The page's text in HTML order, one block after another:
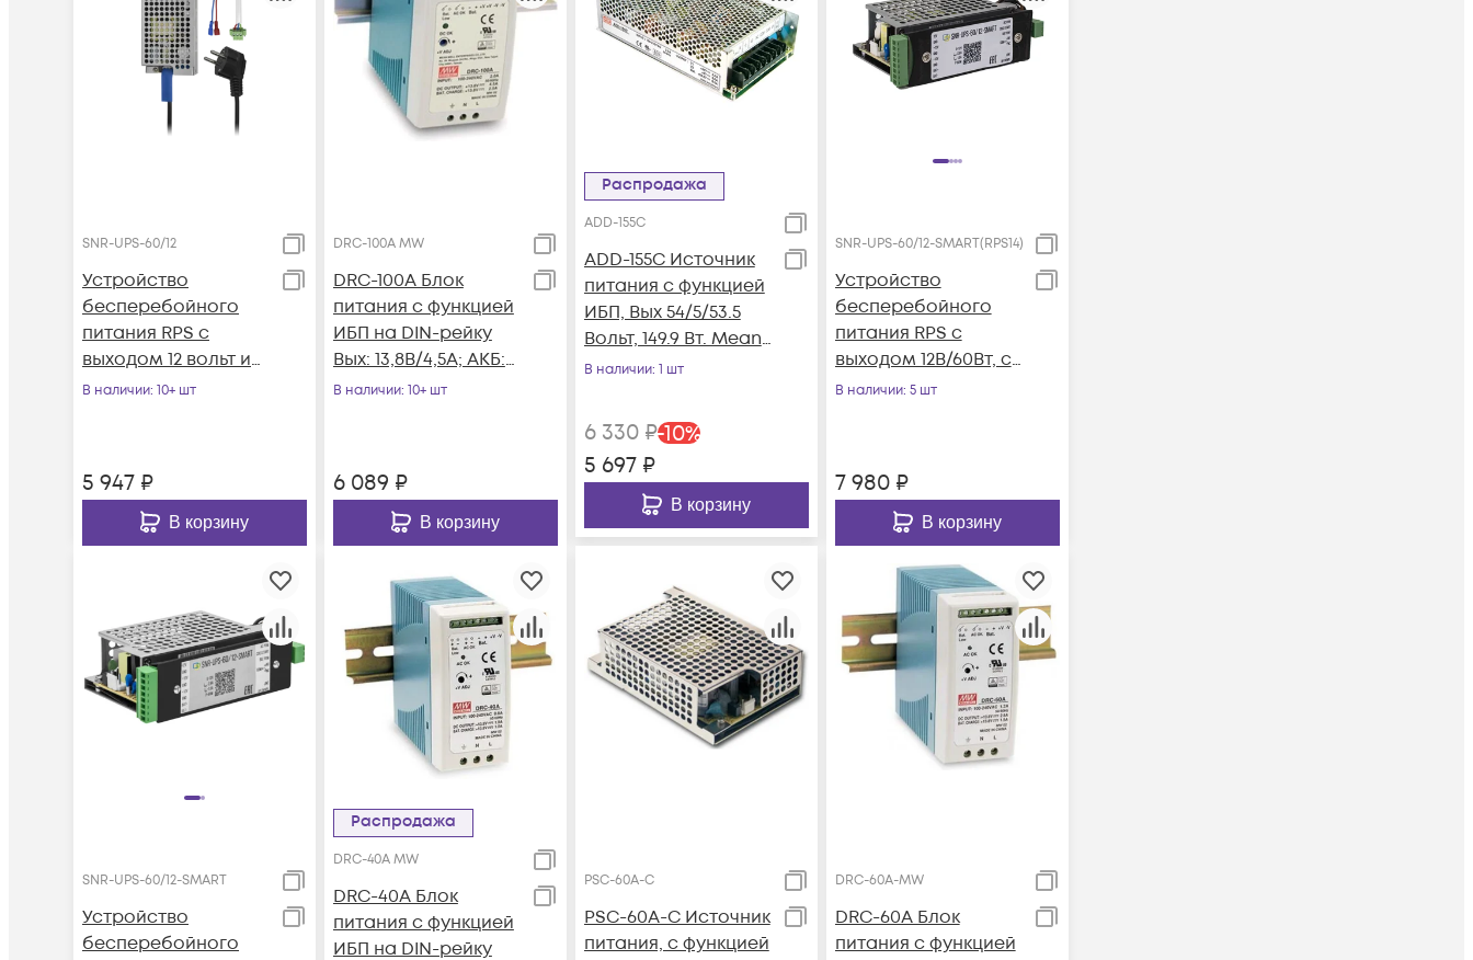
SNR-UPS-60/12
Устройство
бесперебойного
питания RPS с
выходом 12 вольт и
функцией зарядки,
В наличии: 10+ шт
5 947 ₽
В корзину
DRC-100A MW
DRC-100A Блок
питания c функцией
ИБП на DIN-рейку
Вых: 13,8В/4,5А; АКБ:
13,8В/2,5А; 100Вт,
В наличии: 10+ шт
6 089 ₽
В корзину
Распродажа
ADD-155С
ADD-155С Источник
питания с функцией
ИБП, Вых 54/5/53.5
Вольт, 149.9 Вт. Mean
Well
В наличии: 1 шт
6 330₽-10%
5 697₽
В корзину
SNR-UPS-60/12-SMART(RPS14)
Устройство
бесперебойного
питания RPS с
выходом 12В/60Вт, с
функцией
В наличии: 5 шт
7 980₽
В корзину
SNR-UPS-60/12-SMART
Устройство
бесперебойного
Распродажа
DRC-40A MW
DRC-40A Блок
питания c функцией
ИБП на DIN-рейку
PSC-60A-C
PSC-60A-C Источник
питания, с функцией
DRC-60A-MW
DRC-60A Блок
питания c функцией